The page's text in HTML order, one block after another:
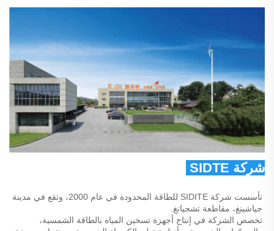
شركة SIDTE للطاقة المحدودة
جياشينغ، مقاطعة تشجيانغ.